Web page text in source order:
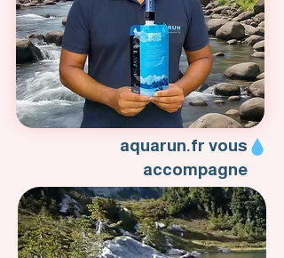
aquarun.fr vous
accompagne